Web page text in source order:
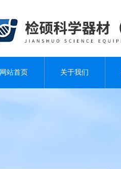
网站首页 关于我们